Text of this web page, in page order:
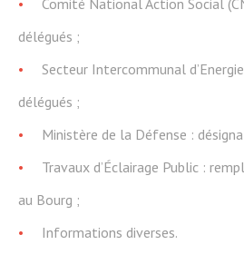
Comité National Action Social
délégués ;
Secteur Intercommunal
délégués ;
Ministère de la Défense :
Travaux d’Éclairage Public :
au Bourg ;
Informations